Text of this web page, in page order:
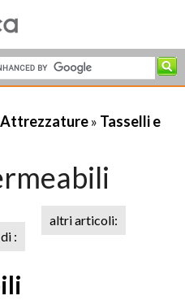
Attrezzature» Tasselli e
:
altri articoli: